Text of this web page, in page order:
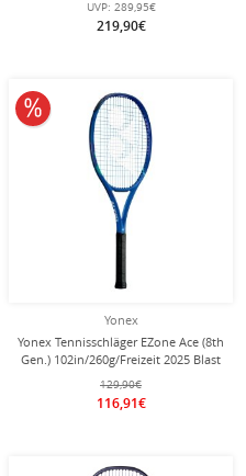
UVP: 289,95€
219,90€
Yonex
Yonex Tennisschläger EZone Ace (8th
Gen.) 102in/260g/Freizeit 2025 Blast
blau - besaitet -
129,90€
116,91€
10% reduziert